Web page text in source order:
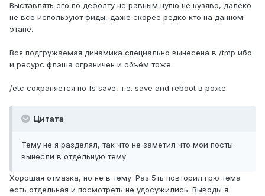
Выставлять его по дефолту не равным нулю не кузяво, далеко
не все используют фиды, даже скорее редко кто на данном
этапе.
Вся подгружаемая динамика специально вынесена в /tmp ибо
и ресурс флэша ограничен и объём тоже.
/etc сохраняется по fs save, т.е. save and reboot в роже.
Цитата
Тему не я разделял, так что не заметил что мои посты
вынесли в отдельную тему.
Хорошая отмазка, но не в тему. Раз 5ть повторил грю тема
есть отдельная и посмотреть не удосужились. Выводы я